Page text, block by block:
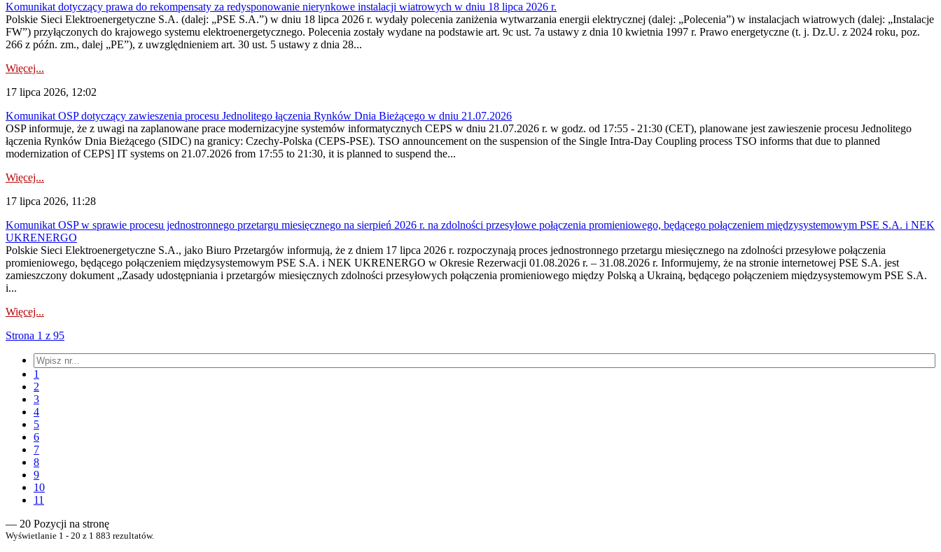
Komunikat dotyczący prawa do rekompensaty za redysponowanie nierynkowe instalacji wiatrowych w dniu 18 lipca 2026 r.
Polskie Sieci Elektroenergetyczne S.A. (dalej: „PSE S.A.”) w dniu 18 lipca 2026 r. wydały polecenia zaniżenia wytwarzania energii elektrycznej (dalej: „Polecenia”) w instalacjach wiatrowych (dalej: „Instalacje
FW”) przyłączonych do krajowego systemu elektroenergetycznego. Polecenia zostały wydane na podstawie art. 9c ust. 7a ustawy z dnia 10 kwietnia 1997 r. Prawo energetyczne (t. j. Dz.U. z 2024 roku, poz.
266 z późn. zm., dalej „PE”), z uwzględnieniem art. 30 ust. 5 ustawy z dnia 28...
Więcej...
17 lipca 2026, 12:02
Komunikat OSP dotyczący zawieszenia procesu Jednolitego łączenia Rynków Dnia Bieżącego w dniu 21.07.2026
OSP informuje, że z uwagi na zaplanowane prace modernizacyjne systemów informatycznych CEPS w dniu 21.07.2026 r. w godz. od 17:55 - 21:30 (CET), planowane jest zawieszenie procesu Jednolitego
łączenia Rynków Dnia Bieżącego (SIDC) na granicy: Czechy-Polska (CEPS-PSE). TSO announcement on the suspension of the Single Intra-Day Coupling process TSO informs that due to planned
modernization of CEPS] IT systems on 21.07.2026 from 17:55 to 21:30, it is planned to suspend the...
Więcej...
17 lipca 2026, 11:28
Komunikat OSP w sprawie procesu jednostronnego przetargu miesięcznego na sierpień 2026 r. na zdolności przesyłowe połączenia promieniowego, będącego połączeniem międzysystemowym PSE S.A. i NEK
UKRENERGO
Polskie Sieci Elektroenergetyczne S.A., jako Biuro Przetargów informują, że z dniem 17 lipca 2026 r. rozpoczynają proces jednostronnego przetargu miesięcznego na zdolności przesyłowe połączenia
promieniowego, będącego połączeniem międzysystemowym PSE S.A. i NEK UKRENERGO w Okresie Rezerwacji 01.08.2026 r. – 31.08.2026 r. Informujemy, że na stronie internetowej PSE S.A. jest
zamieszczony dokument „Zasady udostępniania i przetargów miesięcznych zdolności przesyłowych połączenia promieniowego między Polską a Ukrainą, będącego połączeniem międzysystemowym PSE S.A.
i...
Więcej...
Strona 1 z 95
1
2
3
4
5
6
7
8
9
10
11
— 20 Pozycji na stronę
Wyświetlanie 1 - 20 z 1 883 rezultatów.